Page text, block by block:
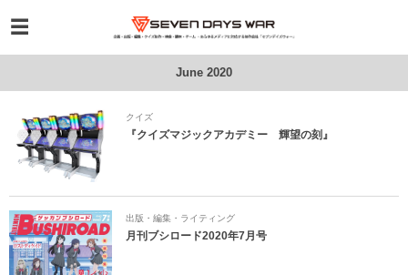
June 2020
クイズ
『クイズマジックアカデミー 輝望の刻』
出版・編集・ライティング
月刊ブシロード2020年7月号